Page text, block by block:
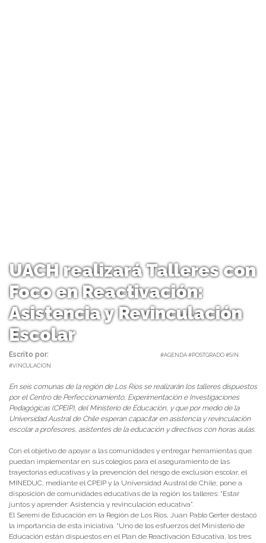
UACH realizará Talleres con
Foco en Reactivación:
Asistencia y Revinculación
Escolar
Escrito por:
#AGENDA #POSTGRADO #SIN
#VINCULACION
En seis comunas de la región de Los Ríos se realizarán los talleres dispuestos
por el Centro de Perfeccionamiento, Experimentación e Investigaciones
Pedagógicas (CPEIP), del Ministerio de Educación, y que por medio de la
Universidad Austral de Chile esperan capacitar en asistencia y revinculación
escolar a profesores, asistentes de la educación y directivos con horas aulas.
Con el objetivo de apoyar a las comunidades y entregar herramientas que
puedan implementar en sus colegios para el aseguramiento de las
trayectorias educativas y la prevención del riesgo de exclusión escolar, el
MINEDUC, mediante el CPEIP y la Universidad Austral de Chile, pone a
disposición de comunidades educativas de la región los talleres: “Estar
juntos y aprender: Asistencia y revinculación educativa”.
El Seremi de Educación en la Región de Los Ríos, Juan Pablo Gerter destacó
la importancia de esta iniciativa. “Uno de los esfuerzos del Ministerio de
Educación están dispuestos en el Plan de Reactivación Educativa, los tres